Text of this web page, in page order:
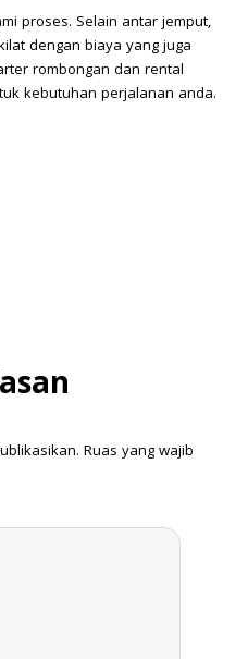
proses. Selain antar jemput,
dengan biaya yang juga
rombongan dan rental
kebutuhan perjalanan anda.
Ruas yang wajib